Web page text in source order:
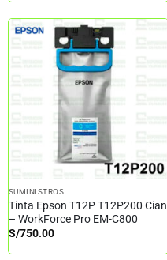
SUMINISTROS
Tinta Epson T12P T12P200 Cian
– WorkForce Pro EM-C800
S/750.00